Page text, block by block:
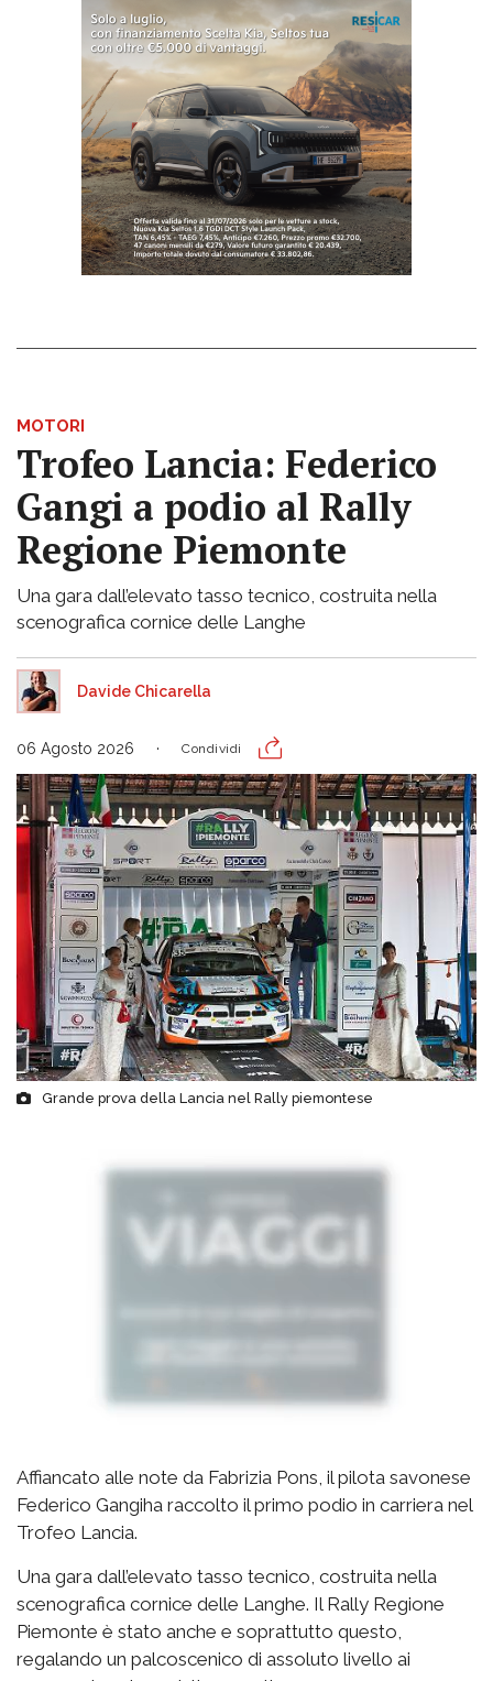
MOTORI
Trofeo Lancia: Federico
Gangi a podio al Rally
Regione Piemonte
Una gara dall’elevato tasso tecnico, costruita nella
scenografica cornice delle Langhe
Davide Chicarella
06 Agosto 2026 Condividi
Grande prova della Lancia nel Rally piemontese
Affiancato alle note da Fabrizia Pons, il pilota savonese
Federico Gangiha raccolto il primo podio in carriera nel
Trofeo Lancia.
Una gara dall’elevato tasso tecnico, costruita nella
scenografica cornice delle Langhe. Il Rally Regione
Piemonte è stato anche e soprattutto questo,
regalando un palcoscenico di assoluto livello ai